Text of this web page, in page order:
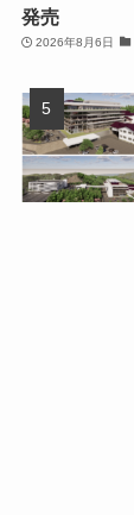
発売
2026年8月6日